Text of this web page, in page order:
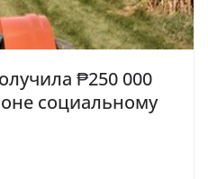
₱250 000
социальному